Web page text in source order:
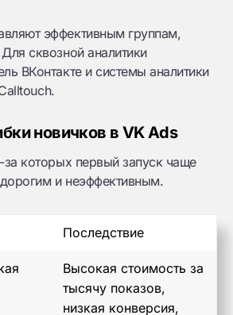
эффективным группам,
сквозной аналитики
ВКонтакте и системы аналитики
новичков в VK Ads
которых первый запуск чаще
дорогим и неэффективным.
Последствие
Высокая стоимость за
тысячу показов,
низкая конверсия,